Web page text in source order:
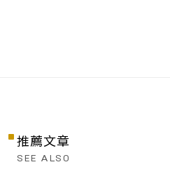
推薦文章
SEE ALSO